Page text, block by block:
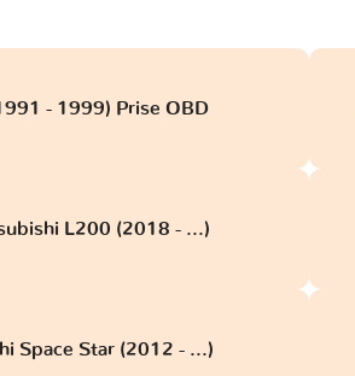
- 1999) Prise OBD
L200 (2018 - ...)
Space Star (2012 - ...)